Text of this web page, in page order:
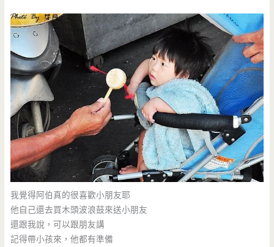
我覺得阿伯真的很喜歡小朋友耶
他自己還去買木頭波浪鼓來送小朋友
還跟我說，可以跟朋友講
記得帶小孩來，他都有準備